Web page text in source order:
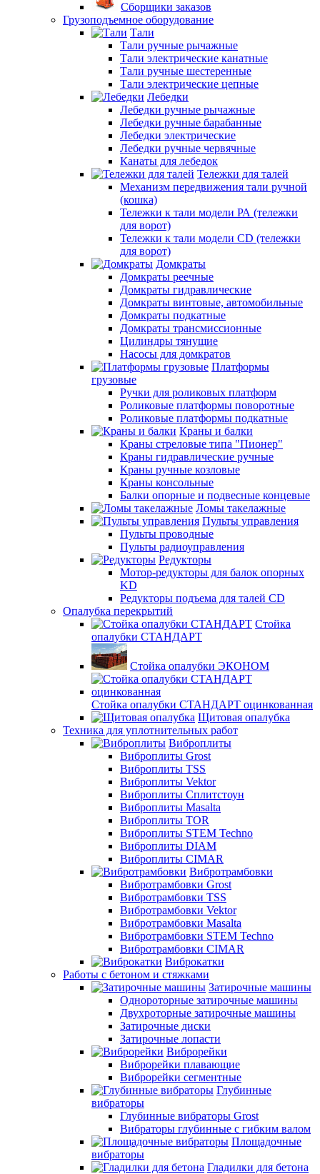
Сборщики заказов
Грузоподъемное оборудование
Тали
Тали ручные рычажные
Тали электрические канатные
Тали ручные шестеренные
Тали электрические цепные
Лебедки
Лебедки ручные рычажные
Лебедки ручные барабанные
Лебедки электрические
Лебедки ручные червячные
Канаты для лебедок
Тележки для талей
Механизм передвижения тали ручной
(кошка)
Тележки к тали модели РА (тележки
для ворот)
Тележки к тали модели CD (тележки
для ворот)
Домкраты
Домкраты реечные
Домкраты гидравлические
Домкраты винтовые, автомобильные
Домкраты подкатные
Домкраты трансмиссионные
Цилиндры тянущие
Насосы для домкратов
Платформы
грузовые
Ручки для роликовых платформ
Роликовые платформы поворотные
Роликовые платформы подкатные
Краны и балки
Краны стреловые типа "Пионер"
Краны гидравлические ручные
Краны ручные козловые
Краны консольные
Балки опорные и подвесные концевые
Ломы такелажные
Пульты управления
Пульты проводные
Пульты радиоуправления
Редукторы
Мотор-редукторы для балок опорных
KD
Редукторы подъема для талей CD
Опалубка перекрытий
Стойка
опалубки СТАНДАРТ
Стойка опалубки ЭКОНОМ
Стойка опалубки СТАНДАРТ оцинкованная
Щитовая опалубка
Техника для уплотнительных работ
Виброплиты
Виброплиты Grost
Виброплиты TSS
Виброплиты Vektor
Виброплиты Сплитстоун
Виброплиты Masalta
Виброплиты TOR
Виброплиты STEM Techno
Виброплиты DIAM
Виброплиты CIMAR
Вибротрамбовки
Вибротрамбовки Grost
Вибротрамбовки TSS
Вибротрамбовки Vektor
Вибротрамбовки Masalta
Вибротрамбовки STEM Techno
Вибротрамбовки CIMAR
Виброкатки
Работы с бетоном и стяжками
Затирочные машины
Однороторные затирочные машины
Двухроторные затирочные машины
Затирочные диски
Затирочные лопасти
Виброрейки
Виброрейки плавающие
Виброрейки сегментные
Глубинные
вибраторы
Глубинные вибраторы Grost
Вибраторы глубинные с гибким валом
Площадочные
вибраторы
Гладилки для бетона